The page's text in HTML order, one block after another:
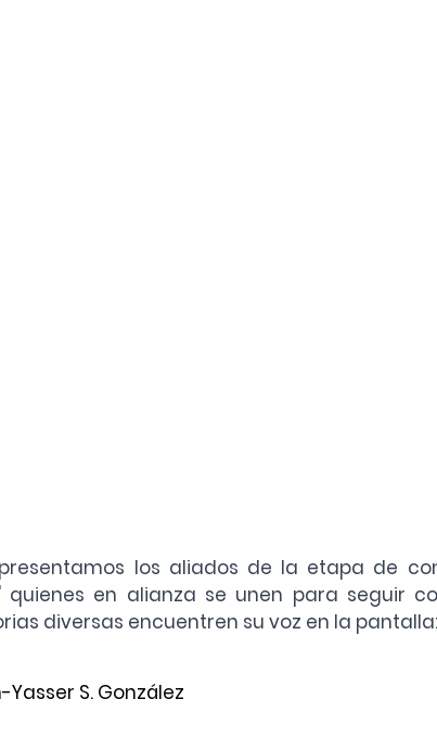
los aliados de la etapa de
quienes en alianza se unen para seguir
diversas encuentren su voz en la pantalla:
Yasser S. González